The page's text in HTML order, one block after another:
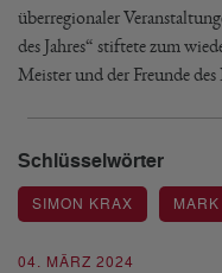
04. MÄRZ 2024
überregionaler
des Jahres“ stiftete zum
Meister und der Freunde
Schlüsselwörter
SIMON KRAX MARK